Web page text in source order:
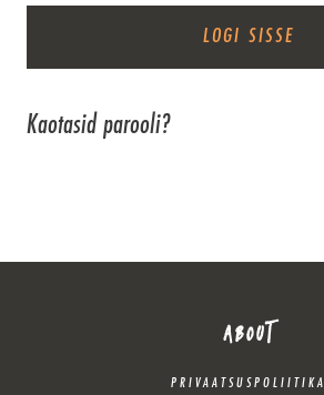
LOGI SISSE
Kaotasid parooli?
ABOUT
PRIVAATSUSPOLIITIKA